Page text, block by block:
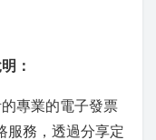
：
專業的電子發票
服務，透過分享定